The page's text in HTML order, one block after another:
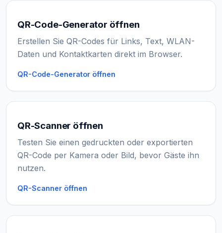
QR-Code-Generator öffnen
Erstellen Sie QR-Codes für Links, Text, WLAN-
Daten und Kontaktkarten direkt im Browser.
QR-Code-Generator öffnen
QR-Scanner öffnen
Testen Sie einen gedruckten oder exportierten
QR-Code per Kamera oder Bild, bevor Gäste ihn
nutzen.
QR-Scanner öffnen